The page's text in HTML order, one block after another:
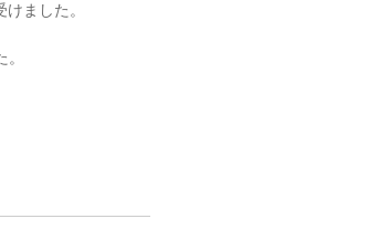
ました。